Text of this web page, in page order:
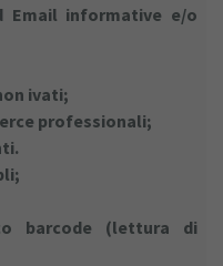
Email informative e/o
ivati;
professionali;
barcode (lettura di